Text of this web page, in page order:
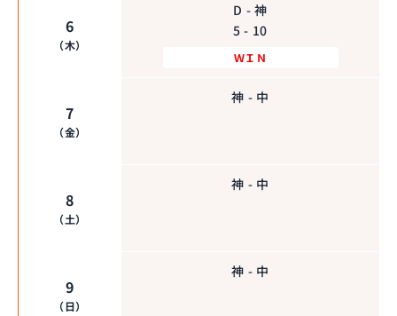
6
（木）
D - 神
5 - 10
ＷＩＮ
7
（金）
神 - 中
8
（土）
神 - 中
9
（日）
神 - 中